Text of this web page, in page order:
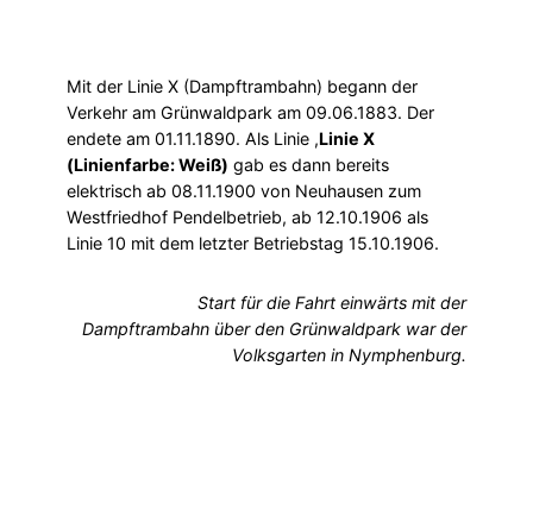
Mit der Linie X (Dampftrambahn) begann der
Verkehr am Grünwaldpark am 09.06.1883. Der
endete am 01.11.1890. Als Linie ,Linie X
(Linienfarbe: Weiß) gab es dann bereits
elektrisch ab 08.11.1900 von Neuhausen zum
Westfriedhof Pendelbetrieb, ab 12.10.1906 als
Linie 10 mit dem letzter Betriebstag 15.10.1906.​
Start für die Fahrt einwärts mit der
Dampftrambahn über den Grünwaldpark war der
Volksgarten in Nymphenburg.